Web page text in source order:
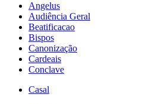
Angelus
Audiência Geral
Beatificacao
Bispos
Canonização
Cardeais
Conclave
Casal